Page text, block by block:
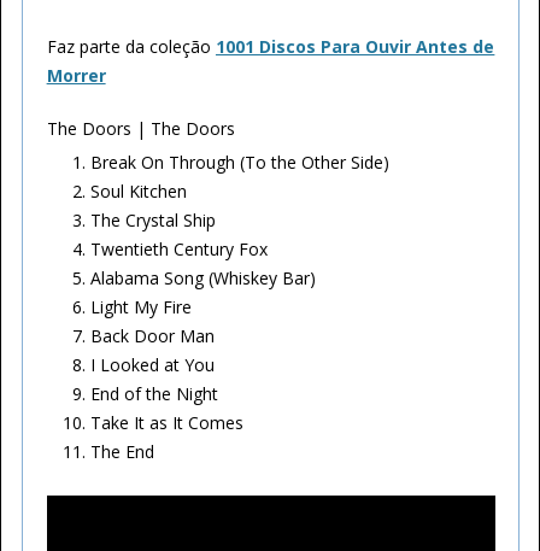
Faz parte da coleção 1001 Discos Para Ouvir Antes de
Morrer
The Doors | The Doors
Break On Through (To the Other Side)
Soul Kitchen
The Crystal Ship
Twentieth Century Fox
Alabama Song (Whiskey Bar)
Light My Fire
Back Door Man
I Looked at You
End of the Night
Take It as It Comes
The End